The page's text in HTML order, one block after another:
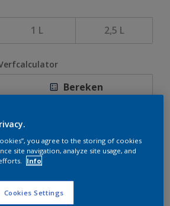
1 L 2,5 L
Bereken
niet mogelijk dit product online
website in de gaten, we werken
voorraad aan te vullen.
you agree to the storing of cookies
site navigation, analyze site usage, and
Info
Cookies Settings